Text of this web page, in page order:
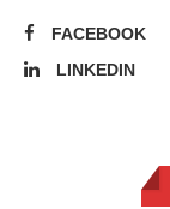
FACEBOOK
LINKEDIN